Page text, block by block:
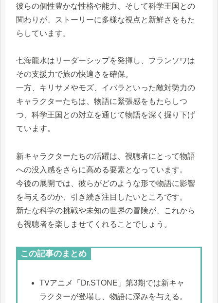
彼らの個性豊かな性格や能力、そして科学王国との
関わりが、ストーリーに多様な視点と新鮮さをもた
らしています。
七海龍水はリーダーシップを発揮し、フランソワは
その支援力で旅の快適さを確保。
一方、キリサメやモズ、イバラといった敵対勢力の
キャラクターたちは、物語に緊張感をもたらしつ
つ、科学王国との対立を通じて物語を深く掘り下げ
ています。
新キャラクターたちの活躍は、視聴者にとって物語
への没入感をさらに高める要素となっています。
今後の展開では、彼らがどのような形で物語に影響
を与えるのか、引き続き注目したいところです。
新たな科学の挑戦や未知の世界の冒険が、これから
も視聴者を楽しませてくれることでしょう。
この記事のまとめ
TVアニメ「Dr.STONE」第3期では新キャ
ラクターが登場し、物語に深みを与える。